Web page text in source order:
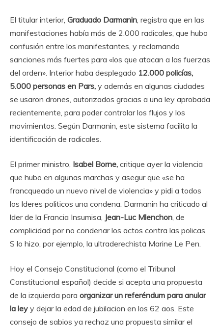
El titular interior, Graduado Darmanin, registra que en las
manifestaciones había más de 2.000 radicales, que hubo
confusión entre los manifestantes, y reclamando
sanciones más fuertes para «los que atacan a las fuerzas
del orden». Interior haba desplegado 12.000 policías,
5.000 personas en Pars, y además en algunas ciudades
se usaron drones, autorizados gracias a una ley aprobada
recientemente, para poder controlar los flujos y los
movimientos. Según Darmanin, este sistema facilita la
identificación de radicales.
El primer ministro, Isabel Borne, critique ayer la violencia
que hubo en algunas marchas y asegur que «se ha
francqueado un nuevo nivel de violencia» y pidi a todos
los lderes politicos una condena. Darmanin ha criticado al
lder de la Francia Insumisa, Jean-Luc Mlenchon, de
complicidad por no condenar los actos contra las policas.
S lo hizo, por ejemplo, la ultraderechista Marine Le Pen.
Hoy el Consejo Constitucional (como el Tribunal
Constitucional español) decide si acepta una propuesta
de la izquierda para organizar un referéndum para anular
la ley y dejar la edad de jubilacion en los 62 aos. Este
consejo de sabios ya rechaz una propuesta similar el